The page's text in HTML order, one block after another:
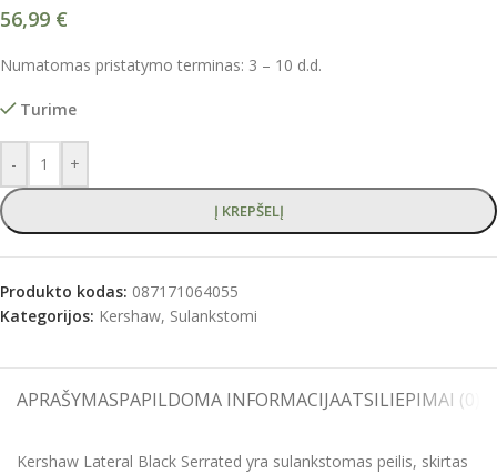
56,99 €
Numatomas pristatymo terminas: 3 – 10 d.d.
Turime
- +
Į KREPŠELĮ
Produkto kodas: 087171064055
Kategorijos: Kershaw, Sulankstomi
APRAŠYMASPAPILDOMA INFORMACIJAATSILIEPIMAI (0)
Kershaw Lateral Black Serrated yra sulankstomas peilis, skirtas